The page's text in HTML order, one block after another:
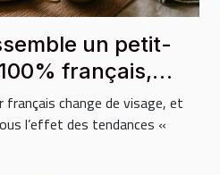
un petit-
français,
?
français change de visage, et
l’effet des tendances «